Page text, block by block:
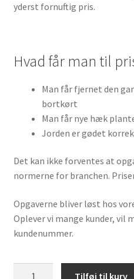
yderst fornuftig pris.
Hvad får man til
Man får fjernet den
bortkørt
Man får nye hæk
Jorden er gødet
Det kan ikke forventes at
normerne for branchen.
Opgaverne bliver løst hos
Oplever vi mange kunder, vil
kundenummer.
Tilføj til kurv